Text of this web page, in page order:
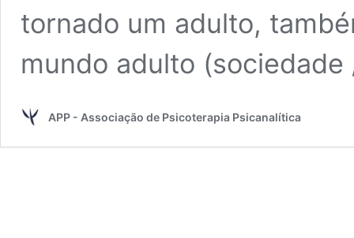
tornado um adulto,
mundo adulto
APP - Associação de Psicoterapia Psicanalítica